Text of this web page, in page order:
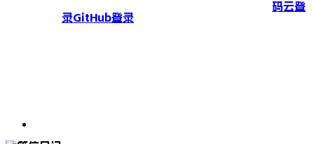
码云登
录GitHub登录